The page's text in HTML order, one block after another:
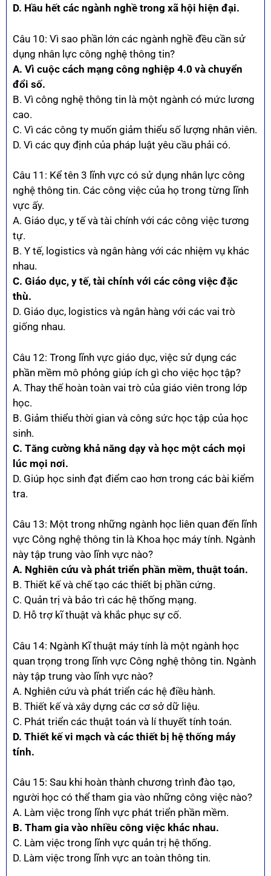
D. Hầu hết các ngành nghề trong xã hội hiện đại.
Câu 10: Vì sao phần lớn các ngành nghề đều cần sử
dụng nhân lực công nghệ thông tin?
A. Vì cuộc cách mạng công nghiệp 4.0 và chuyển
đổi số.
B. Vì công nghệ thông tin là một ngành có mức lương
cao.
C. Vì các công ty muốn giảm thiểu số lượng nhân viên.
D. Vì các quy định của pháp luật yêu cầu phải có.
Câu 11: Kể tên 3 lĩnh vực có sử dụng nhân lực công
nghệ thông tin. Các công việc của họ trong từng lĩnh
vực ấy.
A. Giáo dục, y tế và tài chính với các công việc tương
tự.
B. Y tế, logistics và ngân hàng với các nhiệm vụ khác
nhau.
C. Giáo dục, y tế, tài chính với các công việc đặc
thù.
D. Giáo dục, logistics và ngân hàng với các vai trò
giống nhau.
Câu 12: Trong lĩnh vực giáo dục, việc sử dụng các
phần mềm mô phỏng giúp ích gì cho việc học tập?
A. Thay thế hoàn toàn vai trò của giáo viên trong lớp
học.
B. Giảm thiểu thời gian và công sức học tập của học
sinh.
C. Tăng cường khả năng dạy và học một cách mọi
lúc mọi nơi.
D. Giúp học sinh đạt điểm cao hơn trong các bài kiểm
tra.
Câu 13: Một trong những ngành học liên quan đến lĩnh
vực Công nghệ thông tin là Khoa học máy tính. Ngành
này tập trung vào lĩnh vực nào?
A. Nghiên cứu và phát triển phần mềm, thuật toán.
B. Thiết kế và chế tạo các thiết bị phần cứng.
C. Quản trị và bảo trì các hệ thống mạng.
D. Hỗ trợ kĩ thuật và khắc phục sự cố.
Câu 14: Ngành Kĩ thuật máy tính là một ngành học
quan trọng trong lĩnh vực Công nghệ thông tin. Ngành
này tập trung vào lĩnh vực nào?
A. Nghiên cứu và phát triển các hệ điều hành.
B. Thiết kế và xây dựng các cơ sở dữ liệu.
C. Phát triển các thuật toán và lí thuyết tính toán.
D. Thiết kế vi mạch và các thiết bị hệ thống máy
tính.
Câu 15: Sau khi hoàn thành chương trình đào tạo,
người học có thể tham gia vào những công việc nào?
A. Làm việc trong lĩnh vực phát triển phần mềm.
B. Tham gia vào nhiều công việc khác nhau.
C. Làm việc trong lĩnh vực quản trị hệ thống.
D. Làm việc trong lĩnh vực an toàn thông tin.